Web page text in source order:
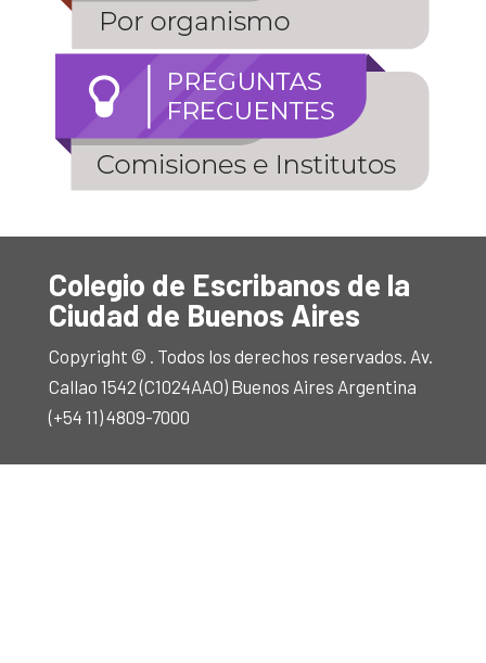
Colegio de Escribanos de la
Ciudad de Buenos Aires
Copyright © . Todos los derechos reservados. Av.
Callao 1542 (C1024AAO) Buenos Aires Argentina
(+54 11) 4809-7000